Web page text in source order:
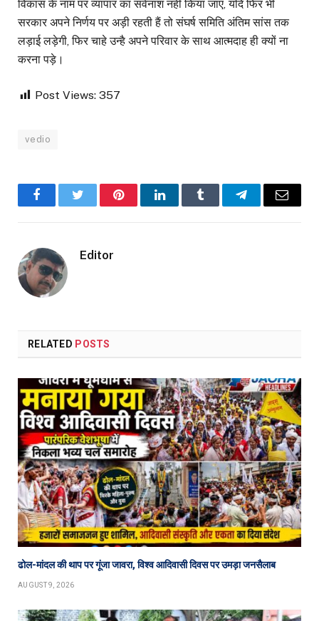
विकास के नाम पर व्यापार का सर्वनाश नहीं किया जाए, यदि फिर भी
सरकार अपने निर्णय पर अड़ी रहती हैं तो संघर्ष समिति अंतिम सांस तक
लड़ाई लड़ेगी, फिर चाहे उन्है अपने परिवार के साथ आत्मदाह ही क्यों ना
करना पड़े।
Post Views: 357
vedio
FacebookTwitter PinterestLinkedInTumblr TelegramEmail
Editor
RELATED POSTS
ढोल-मांदल की थाप पर गूंजा जावरा, विश्व आदिवासी दिवस पर उमड़ा जनसैलाब
AUGUST 9, 2026